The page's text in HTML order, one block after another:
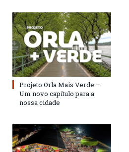
Projeto Orla Mais Verde –
Um novo capítulo para a
nossa cidade